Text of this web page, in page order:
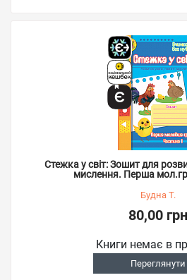
Стежка у світ: Зошит для
мислення. Перша
Будна Т.
80,00 грн
Книги немає в
Переглянути